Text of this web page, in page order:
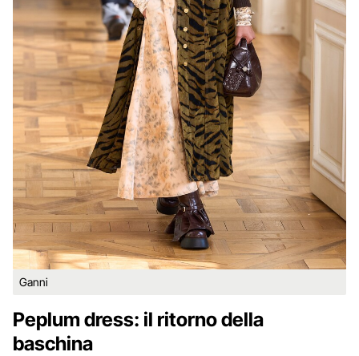
Ganni
Peplum dress: il ritorno della
baschina